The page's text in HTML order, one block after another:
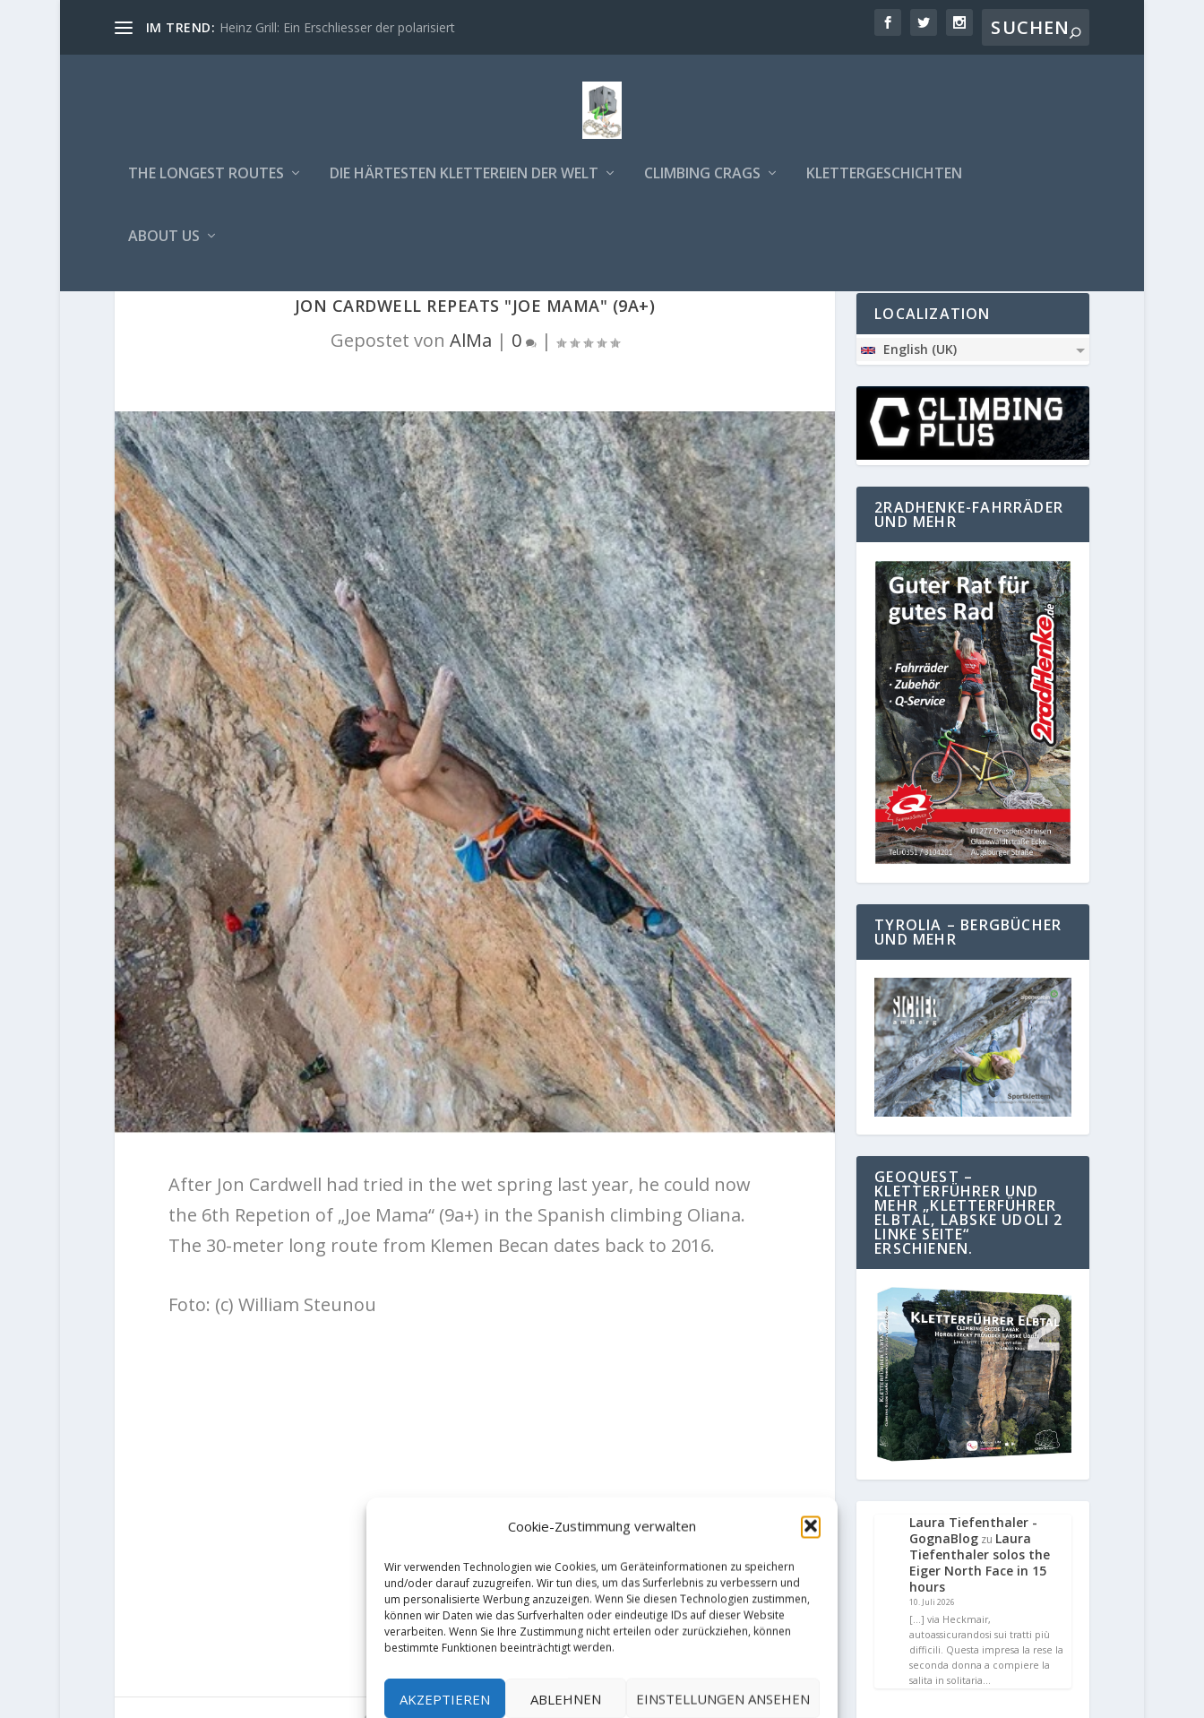
Cookie-Zustimmung verwalten
Wir verwenden Technologien wie Cookies, um Geräteinformationen zu speichern
und/oder darauf zuzugreifen. Wir tun dies, um das Surferlebnis zu verbessern und
um personalisierte Werbung anzuzeigen. Wenn Sie diesen Technologien zustimmen,
können wir Daten wie das Surfverhalten oder eindeutige IDs auf dieser Website
verarbeiten. Wenn Sie Ihre Zustimmung nicht erteilen oder zurückziehen, können
bestimmte Funktionen beeinträchtigt werden.
AKZEPTIEREN ABLEHNEN EINSTELLUNGEN ANSEHEN
IM TREND: Heinz Grill: Ein Erschliesser der polarisiert
THE LONGEST ROUTES DIE HÄRTESTEN KLETTEREIEN DER WELT CLIMBING CRAGS KLETTERGESCHICHTEN
ABOUT US
JON CARDWELL REPEATS "JOE MAMA" (9A+)
Gepostet von AlMa | 0 |
After Jon Cardwell had tried in the wet spring last year, he could now
the 6th Repetion of „Joe Mama“ (9a+) in the Spanish climbing Oliana.
The 30-meter long route from Klemen Becan dates back to 2016.
Foto: (c) William Steunou
LOCALIZATION
English (UK)
2RADHENKE-FAHRRÄDER
UND MEHR
TYROLIA – BERGBÜCHER
UND MEHR
GEOQUEST –
KLETTERFÜHRER UND
MEHR „KLETTERFÜHRER
ELBTAL, LABSKE UDOLI 2
LINKE SEITE“
ERSCHIENEN.
Laura Tiefenthaler -
GognaBlog zu Laura
Tiefenthaler solos the
Eiger North Face in 15
hours
10. Juli 2026
[…] via Heckmair,
autoassicurandosi sui tratti più
difficili. Questa impresa la rese la
seconda donna a compiere la
salita in solitaria…